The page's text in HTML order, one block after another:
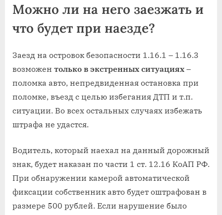
Можно ли на него заезжать и
что будет при наезде?
Заезд на островок безопасности 1.16.1 – 1.16.3
возможен только в экстренных ситуациях –
поломка авто, непредвиденная остановка при
поломке, въезд с целью избегания ДТП и т.п.
ситуации. Во всех остальных случаях избежать
штрафа не удастся.
Водитель, который наехал на данный дорожный
знак, будет наказан по части 1 ст. 12.16 КоАП РФ.
При обнаружении камерой автоматической
фиксации собственник авто будет оштрафован в
размере 500 рублей. Если нарушение было